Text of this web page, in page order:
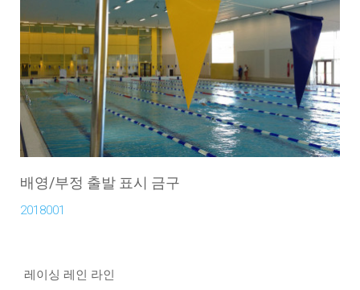
배영/부정 출발 표시 금구
2018001
레이싱 레인 라인